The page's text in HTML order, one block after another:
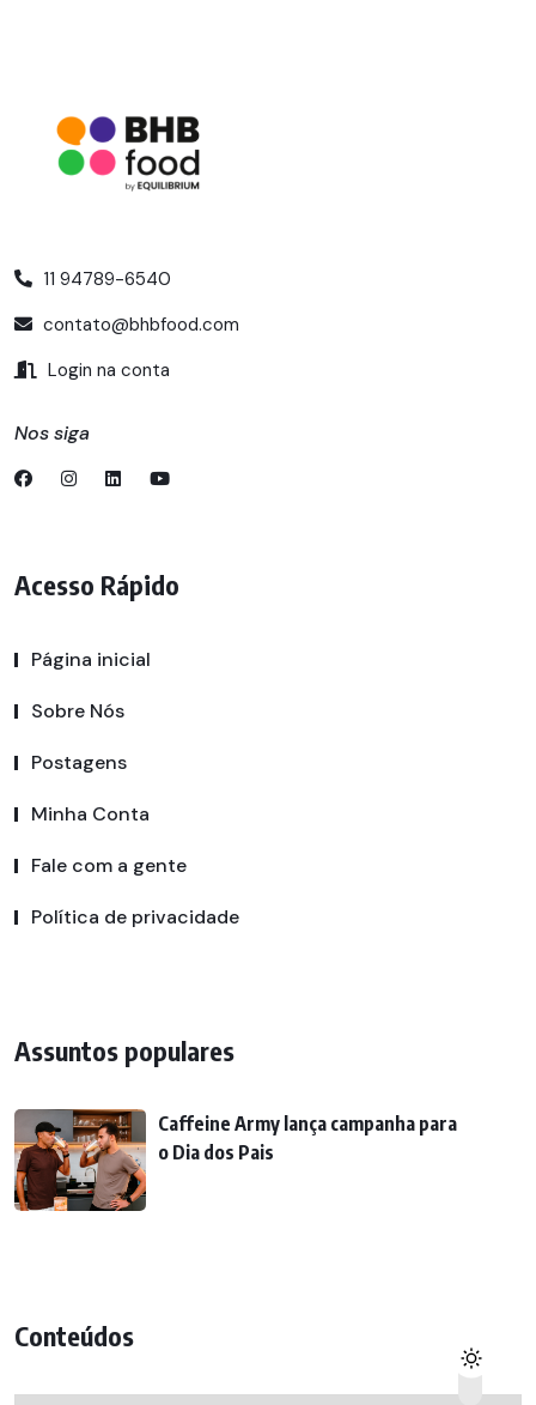
11 94789-6540
contato@bhbfood.com
Login na conta
Nos siga
Acesso Rápido
Página inicial
Sobre Nós
Postagens
Minha Conta
Fale com a gente
Política de privacidade
Assuntos populares
Caffeine Army lança campanha para
o Dia dos Pais
Conteúdos